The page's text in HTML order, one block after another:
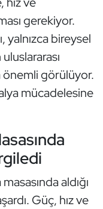
gerekiyor.
yalnızca bireysel
önemli görülüyor.
mücadelesine
aldığı
Güç, hız ve